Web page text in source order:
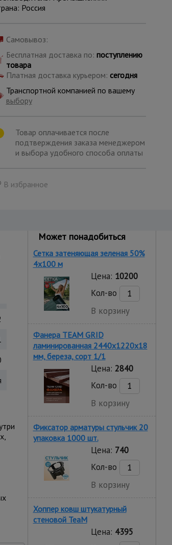
Россия
Самовывоз:
Бесплатная доставка по: поступлению
товара
Платная доставка курьером: сегодня
Транспортной компанией по вашему
выбору
Товар оплачивается после
подтверждения заказа менеджером
и выбора удобного способа оплаты
В избранное
Может понадобиться
Сетка затеняющая зеленая 50%
4х100 м
Цена: 10200
Кол-во
В корзину
Фанера TEAM GRID
ламинированная 2440х1220х18
мм, береза, сорт 1/1
Цена: 2840
Кол-во
В корзину
Фиксатор арматуры стульчик 20
упаковка 1000 шт.
Цена: 740
Кол-во
В корзину
Хоппер ковш штукатурный
стеновой TeaM
Цена: 4395